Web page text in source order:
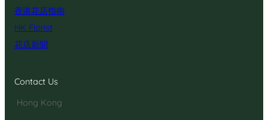
香港花店指南
HK Florist
花店新聞
Contact Us
Hong Kong